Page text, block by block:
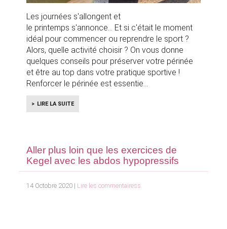
Les journées s'allongent et
le printemps s'annonce... Et si c'était le moment
idéal pour commencer ou reprendre le sport ?
Alors, quelle activité choisir ? On vous donne
quelques conseils pour préserver votre périnée
et être au top dans votre pratique sportive !
Renforcer le périnée est essentie
LIRE LA SUITE
Aller plus loin que les exercices de
Kegel avec les abdos hypopressifs
14 Octobre 2020 | Lire les commentairess